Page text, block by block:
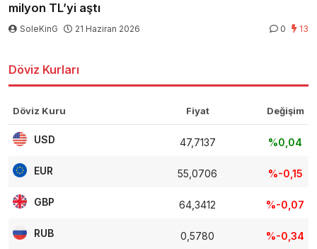
milyon TL’yi aştı
SoleKinG 21 Haziran 2026 0 13
Döviz Kurları
Döviz Kuru Fiyat Değişim
USD 47,7137 %0,04
EUR 55,0706 %-0,15
GBP 64,3412 %-0,07
RUB 0,5780 %-0,34